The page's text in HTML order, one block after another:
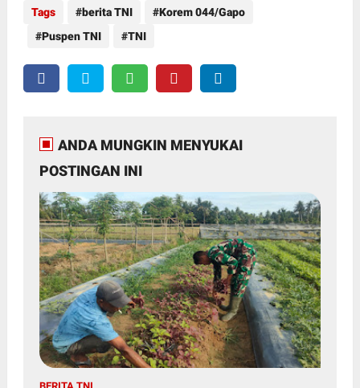
Tags berita TNI
Korem 044/Gapo
Puspen TNI
TNI
ANDA MUNGKIN MENYUKAI
POSTINGAN INI